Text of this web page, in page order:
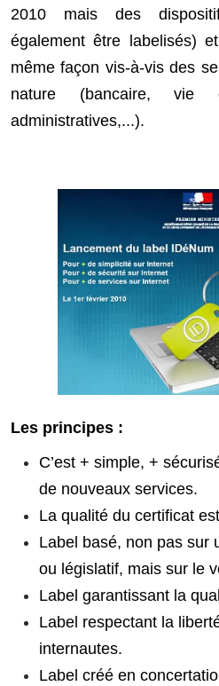
2010 mais des
également être labelisés)
même façon vis-à-vis des
nature (bancaire, vie
administratives,...).
Les principes :
C’est + simple, +
de nouveaux services.
La qualité du certificat
Label basé, non pas sur
ou législatif, mais sur le
Label garantissant la
Label respectant la
internautes.
Label créé en